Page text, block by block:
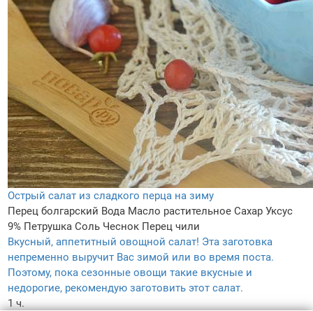
Острый салат из сладкого перца на зиму
Перец болгарский Вода Масло растительное Сахар Уксус
9% Петрушка Соль Чеснок Перец чили
Вкусный, аппетитный овощной салат! Эта заготовка
непременно выручит Вас зимой или во время поста.
Поэтому, пока сезонные овощи такие вкусные и
недорогие, рекомендую заготовить этот салат.
1 ч.